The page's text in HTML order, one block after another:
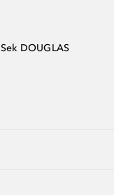
Sek DOUGLAS